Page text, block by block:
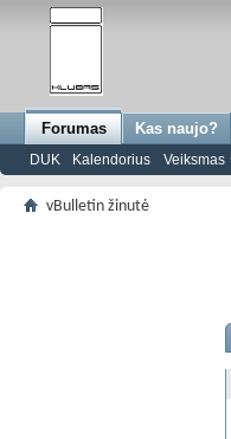
Forumas
DUK Kalendorius Veiksmas
Kas naujo?
vBulletin žinutė